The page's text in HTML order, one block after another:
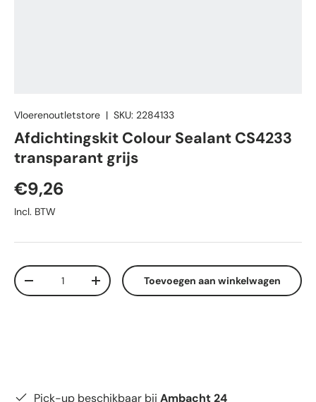
Vloerenoutletstore | SKU: 2284133
Afdichtingskit Colour Sealant CS4233
transparant grijs
Reguliere prijs
€9,26
Incl. BTW
Aantal
Verlaag de hoeveelheidVerhoog de hoeveelheid
Toevoegen aan winkelwagen
Pick-up beschikbaar bij Ambacht 24